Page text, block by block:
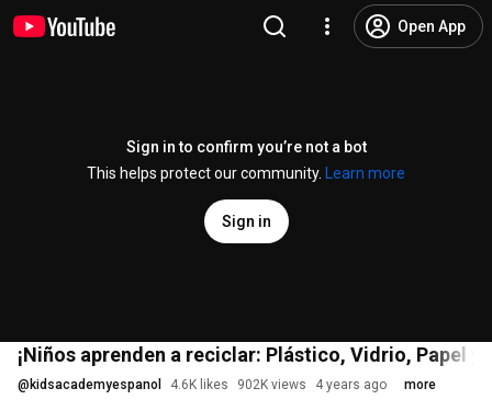
Open App
Sign in to confirm you’re not a bot
This helps protect our community.
Learn more
Sign in
¡Niños aprenden a reciclar: Plástico, Vidrio, Papel y
@ kidsacademyespanol 4.6K likes 902K views 4 years ago more